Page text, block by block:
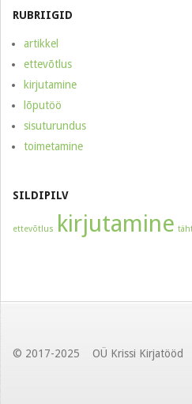
RUBRIIGID
artikkel
ettevõtlus
kirjutamine
lõputöö
sisuturundus
toimetamine
SILDIPILV
ettevõtlus kirjutamine
© 2017-2025 OÜ Krissi Kirjatööd